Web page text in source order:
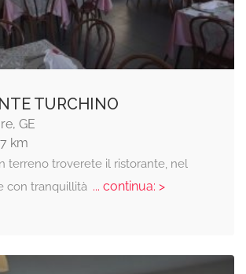
TURCHINO
GE
km
terreno troverete il ristorante, nel
con tranquillità... continua: >